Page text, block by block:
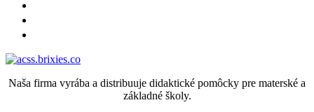
Naša firma vyrába a distribuuje didaktické pomôcky pre materské a
základné školy.